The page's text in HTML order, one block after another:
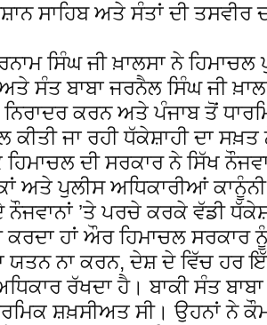
ਸਾਹਿਬ ਅਤੇ ਸੰਤਾਂ ਦੀ
ਸਿੰਘ ਜੀ ਖ਼ਾਲਸਾ ਨੇ
ਅਤੇ ਸੰਤ ਬਾਬਾ ਜਰਨੈਲ ਸਿੰਘ ਜੀ
ਕਰਨ ਅਤੇ ਪੰਜਾਬ ਤੋਂ
ਕੀਤੀ ਜਾ ਰਹੀ ਧੱਕੇਸ਼ਾਹੀ ਦਾ
ਹਿਮਾਚਲ ਦੀ ਸਰਕਾਰ ਨੇ ਸਿੱਖ
ਅਤੇ ਪੁਲੀਸ ਅਧਿਕਾਰੀਆਂ
’ਤੇ ਪਰਚੇ ਕਰਕੇ ਵੱਡੀ
ਹਾਂ ਔਰ ਹਿਮਾਚਲ ਸਰਕਾਰ
ਯਤਨ ਨਾ ਕਰਨ, ਦੇਸ਼ ਦੇ ਵਿੱਚ ਹਰ
ਰੱਖਦਾ ਹੈ। ਬਾਕੀ ਸੰਤ
ਸ਼ਖ਼ਸੀਅਤ ਸੀ। ਉਹਨਾਂ ਨੇ